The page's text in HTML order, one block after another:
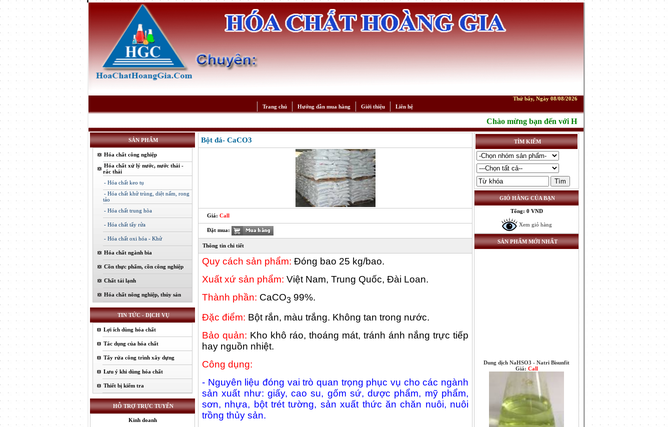
Thứ bẩy, Ngày 08/08/2026
Trang chủ
Hướng dẫn mua hàng Giới thiệu Liên hệ
Chào mừng bạn đến với Hóa chất Hoàng Gia! - Địa chỉ:
SẢN PHẨM
Hóa chất công nghiệp
Hóa chất xử lý nước, nước thải -
rác thải
- Hóa chất keo tụ
- Hóa chất khử trùng, diệt nấm, rong
tảo
- Hóa chất trung hòa
- Hóa chất tẩy rửa
- Hóa chất oxi hóa - Khử
Hóa chất ngành bia
Cồn thực phẩm, cồn công nghiệp
Chất tải lạnh
Hóa chất nông nghiệp, thủy sản
TIN TỨC - DỊCH VỤ
Lợi ích dùng hóa chất
Tác dụng của hóa chất
Tẩy rửa công trình xây dựng
Lưu ý khi dùng hóa chất
Thiết bị kiểm tra
HỖ TRỢ TRỰC TUYẾN
Kinh doanh
Bột đá- CaCO3
Giá: Call
Đặt mua:
Thông tin chi tiết
Quy cách sản phẩm: Đóng bao 25 kg/bao.
Xuất xứ sản phẩm: Việt Nam, Trung Quốc, Đài Loan.
Thành phần: CaCO3 99%.
Đặc điểm: Bột rắn, màu trắng. Không tan trong nước.
Bảo quản: Kho khô ráo, thoáng mát, tránh ánh nắng trực tiếp
hay nguồn nhiệt.
Công dụng:
- Nguyên liệu đóng vai trò quan trọng phục vụ cho các ngành
sản xuất như: giấy, cao su, gốm sứ, dược phẩm, mỹ phẩm,
sơn, nhựa, bột trét tường, sản xuất thức ăn chăn nuôi, nuôi
trồng thủy sản.
TÌM KIẾM
GIỎ HÀNG CỦA BẠN
Tổng: 0 VND
Xem giỏ hàng
SẢN PHẨM MỚI NHẤT